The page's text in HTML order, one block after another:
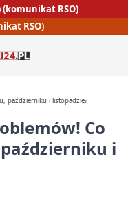
(komunikat RSO)
RSO)
październiku i listopadzie?
Co
i